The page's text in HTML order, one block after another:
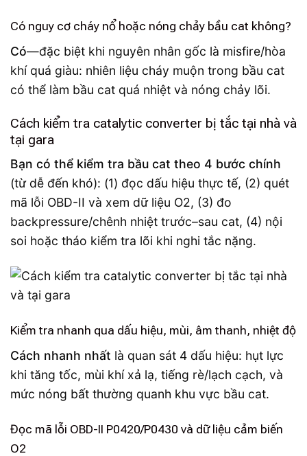
Có nguy cơ cháy nổ hoặc nóng chảy bầu cat không?
Có—đặc biệt khi nguyên nhân gốc là misfire/hòa
khí quá giàu: nhiên liệu cháy muộn trong bầu cat
có thể làm bầu cat quá nhiệt và nóng chảy lõi.
Cách kiểm tra catalytic converter bị tắc tại nhà và
tại gara
Bạn có thể kiểm tra bầu cat theo 4 bước chính
(từ dễ đến khó): (1) đọc dấu hiệu thực tế, (2) quét
mã lỗi OBD-II và xem dữ liệu O2, (3) đo
backpressure/chênh nhiệt trước–sau cat, (4) nội
soi hoặc tháo kiểm tra lõi khi nghi tắc nặng.
Kiểm tra nhanh qua dấu hiệu, mùi, âm thanh, nhiệt độ
Cách nhanh nhất là quan sát 4 dấu hiệu: hụt lực
khi tăng tốc, mùi khí xả lạ, tiếng rè/lạch cạch, và
mức nóng bất thường quanh khu vực bầu cat.
Đọc mã lỗi OBD-II P0420/P0430 và dữ liệu cảm biến
O2